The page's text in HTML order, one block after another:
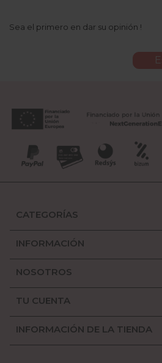
Sea el primero en dar su opinión !
CATEGORÍAS
INFORMACIÓN
NOSOTROS
TU CUENTA
INFORMACIÓN DE LA TIENDA